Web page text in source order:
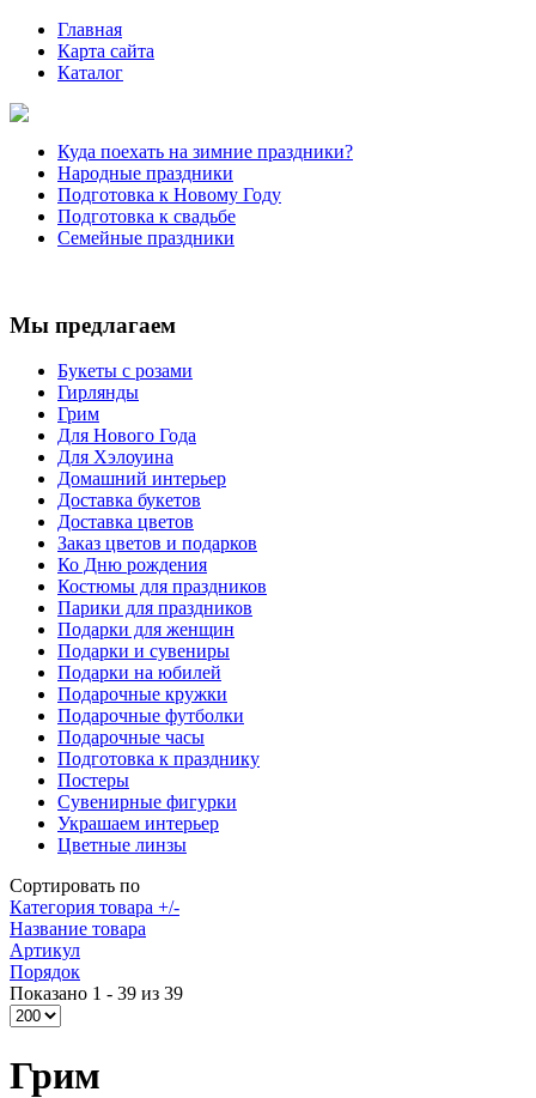
Главная
Карта сайта
Каталог
Куда поехать на зимние праздники?
Народные праздники
Подготовка к Новому Году
Подготовка к свадьбе
Семейные праздники
Мы предлагаем
Букеты с розами
Гирлянды
Грим
Для Нового Года
Для Хэлоуина
Домашний интерьер
Доставка букетов
Доставка цветов
Заказ цветов и подарков
Ко Дню рождения
Костюмы для праздников
Парики для праздников
Подарки для женщин
Подарки и сувениры
Подарки на юбилей
Подарочные кружки
Подарочные футболки
Подарочные часы
Подготовка к празднику
Постеры
Сувенирные фигурки
Украшаем интерьер
Цветные линзы
Сортировать по
Категория товара +/-
Название товара
Артикул
Порядок
Показано 1 - 39 из 39
Грим